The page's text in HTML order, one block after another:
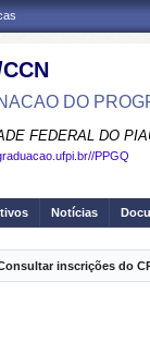
DO
FEDERAL DO
PPGQ
Notícias
inscrições do